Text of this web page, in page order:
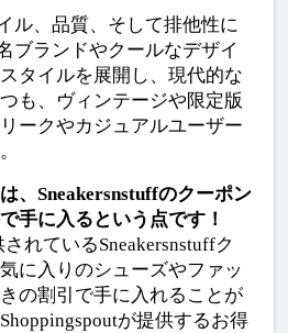
ル、品質、そして排他性に
ブランドやクールなデザイ
タイルを展開し、現代的な
も、ヴィンテージや限定版
ークやカジュアルユーザー
、Sneakersnstuffのクーポン
手に入るという点です！
れているSneakersnstuffク
に入りのシューズやファッ
の割引で手に入れることが
が提供するお得